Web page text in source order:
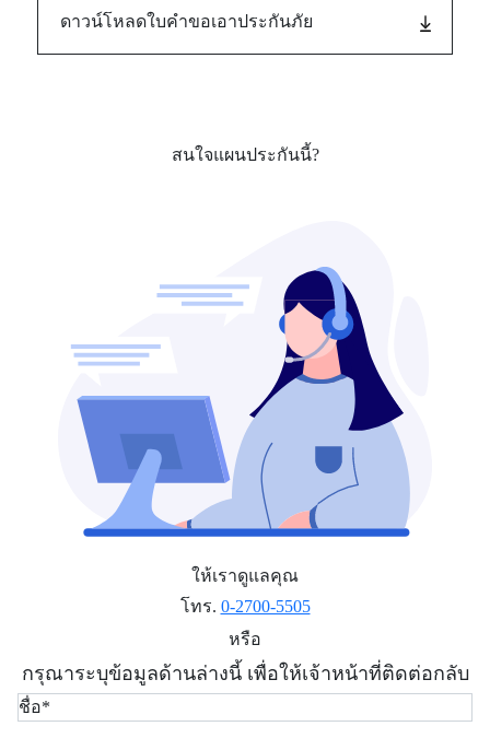
ดาวน์โหลดใบคำขอเอาประกันภัย
สนใจแผนประกันนี้?
ให้เราดูแลคุณ
โทร. 0-2700-5505
หรือ
กรุณาระบุข้อมูลด้านล่างนี้ เพื่อให้เจ้าหน้าที่ติดต่อกลับ